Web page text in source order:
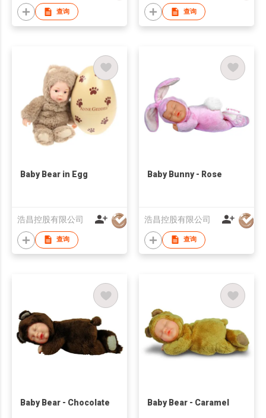
查询 查询
Baby Bear in Egg
浩昌控股有限公司
查询
Baby Bunny - Rose
浩昌控股有限公司
查询
Baby Bear - Chocolate Baby Bear - Caramel